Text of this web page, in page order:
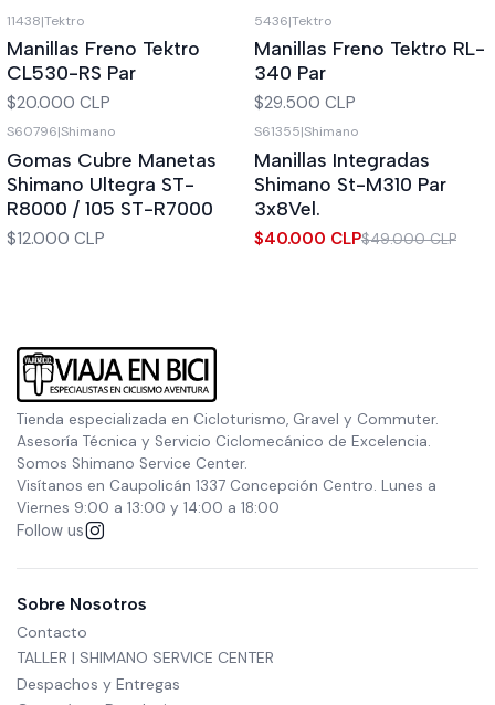
11438|Tektro
Manillas Freno Tektro
CL530-RS Par
$20.000 CLP
5436|Tektro
Manillas Freno Tektro RL-
340 Par
$29.500 CLP
Out of stock
S60796|Shimano
Gomas Cubre Manetas
Shimano Ultegra ST-
R8000 / 105 ST-R7000
$12.000 CLP
OFF
Out of stock
S61355|Shimano
Manillas Integradas
Shimano St-M310 Par
3x8Vel.
$40.000 CLP$49.000 CLP
Tienda especializada en Cicloturismo, Gravel y Commuter.
Asesoría Técnica y Servicio Ciclomecánico de Excelencia.
Somos Shimano Service Center.
Visítanos en Caupolicán 1337 Concepción Centro. Lunes a
Viernes 9:00 a 13:00 y 14:00 a 18:00
Follow us
Sobre Nosotros
Contacto
TALLER | SHIMANO SERVICE CENTER
Despachos y Entregas